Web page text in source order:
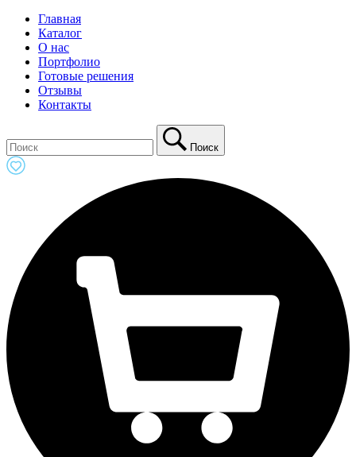
Главная
Каталог
О нас
Портфолио
Готовые решения
Отзывы
Контакты
Поиск